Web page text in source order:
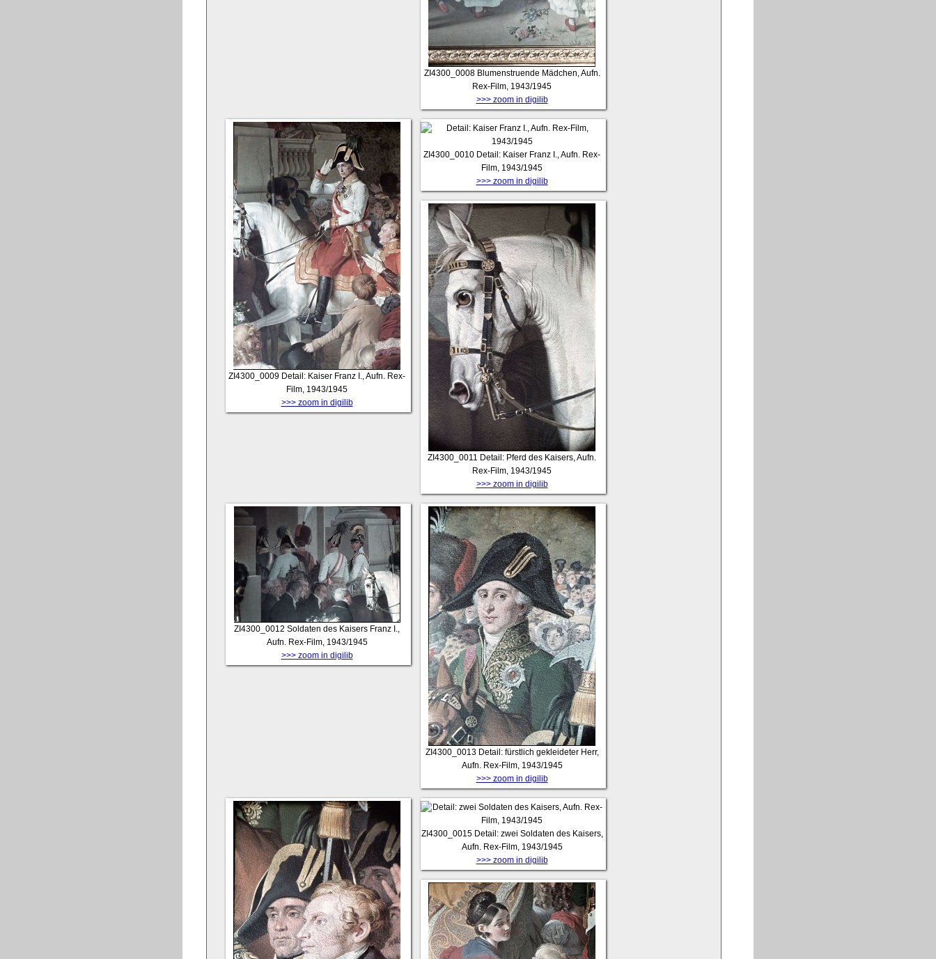
ZI4300_0008 Blumenstruende Mädchen, Aufn.
Rex-Film, 1943/1945
>>> zoom in digilib
ZI4300_0009 Detail: Kaiser Franz I., Aufn. Rex-
Film, 1943/1945
>>> zoom in digilib
ZI4300_0010 Detail: Kaiser Franz I., Aufn. Rex-
Film, 1943/1945
>>> zoom in digilib
ZI4300_0011 Detail: Pferd des Kaisers, Aufn.
Rex-Film, 1943/1945
>>> zoom in digilib
ZI4300_0012 Soldaten des Kaisers Franz I.,
Aufn. Rex-Film, 1943/1945
>>> zoom in digilib
ZI4300_0013 Detail: fürstlich gekleideter Herr,
Aufn. Rex-Film, 1943/1945
>>> zoom in digilib
ZI4300_0015 Detail: zwei Soldaten des Kaisers,
Aufn. Rex-Film, 1943/1945
>>> zoom in digilib